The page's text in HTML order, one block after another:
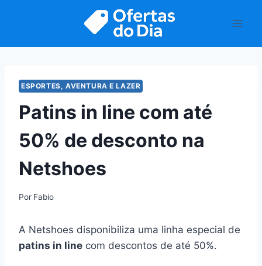
ESPORTES, AVENTURA E LAZER
Patins in line com até
50% de desconto na
Netshoes
Por Fabio
A Netshoes disponibiliza uma linha especial de
patins in line com descontos de até 50%.